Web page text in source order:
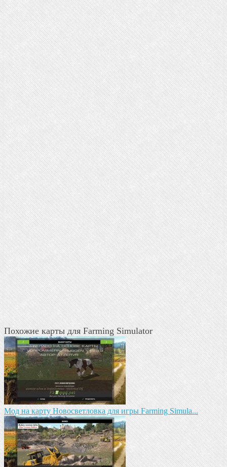
Похожие карты для Farming Simulator
Мод на карту Новосветловка для игры Farming Simula...